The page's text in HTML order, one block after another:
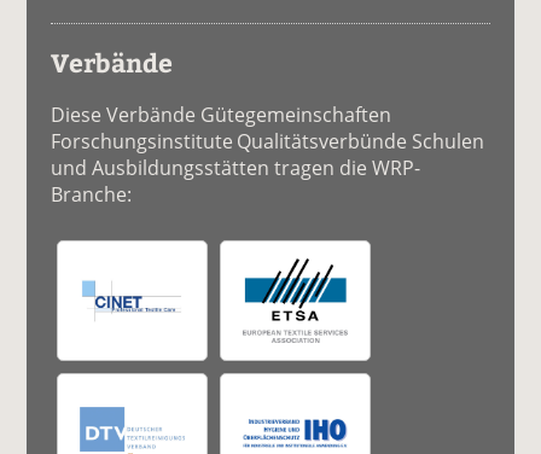
Verbände
Diese Verbände Gütegemeinschaften
Forschungsinstitute Qualitätsverbünde Schulen
und Ausbildungsstätten tragen die WRP-
Branche: